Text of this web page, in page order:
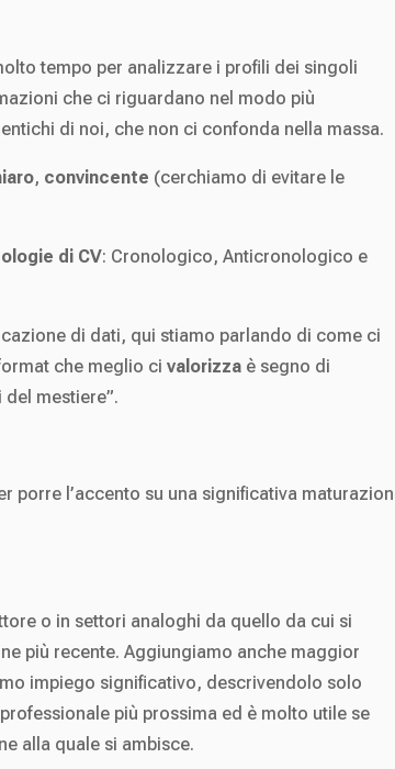
tempo per analizzare i profili dei singoli
che ci riguardano nel modo più
di noi, che non ci confonda nella massa.
, convincente (cerchiamo di evitare le
di CV: Cronologico, Anticronologico e
di dati, qui stiamo parlando di come ci
che meglio ci valorizza è segno di
del mestiere”.
porre l’accento su una significativa
o in settori analoghi da quello da cui si
più recente. Aggiungiamo anche maggior
impiego significativo, descrivendolo solo
più prossima ed è molto utile se
alla quale si ambisce.